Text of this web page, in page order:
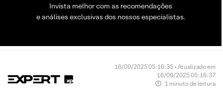
Invista melhor com as recomendações
e análises exclusivas dos nossos especialistas.
16/09/2025 05:16:35 • Atualizado em
16/09/2025 05:16:37
1 minuto de leitura